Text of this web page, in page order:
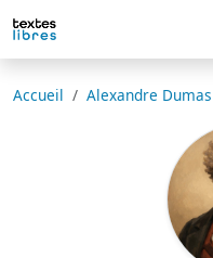
Accueil Alexandre Dumas